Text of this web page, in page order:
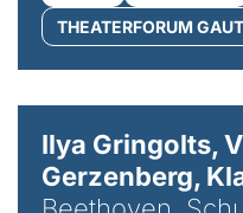
THEATERFORUM
Ilya Gringolts,
Gerzenberg,